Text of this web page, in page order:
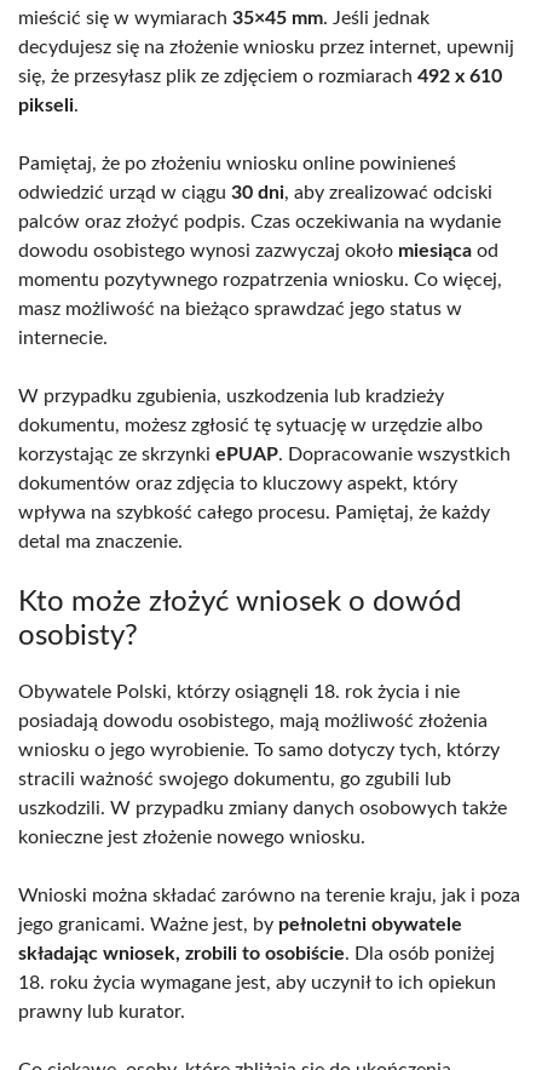
mieścić się w wymiarach 35×45 mm. Jeśli jednak
decydujesz się na złożenie wniosku przez internet, upewnij
się, że przesyłasz plik ze zdjęciem o rozmiarach 492 x 610
pikseli.
Pamiętaj, że po złożeniu wniosku online powinieneś
odwiedzić urząd w ciągu 30 dni, aby zrealizować odciski
palców oraz złożyć podpis. Czas oczekiwania na wydanie
dowodu osobistego wynosi zazwyczaj około miesiąca od
momentu pozytywnego rozpatrzenia wniosku. Co więcej,
masz możliwość na bieżąco sprawdzać jego status w
internecie.
W przypadku zgubienia, uszkodzenia lub kradzieży
dokumentu, możesz zgłosić tę sytuację w urzędzie albo
korzystając ze skrzynki ePUAP. Dopracowanie wszystkich
dokumentów oraz zdjęcia to kluczowy aspekt, który
wpływa na szybkość całego procesu. Pamiętaj, że każdy
detal ma znaczenie.
Kto może złożyć wniosek o dowód
osobisty?
Obywatele Polski, którzy osiągnęli 18. rok życia i nie
posiadają dowodu osobistego, mają możliwość złożenia
wniosku o jego wyrobienie. To samo dotyczy tych, którzy
stracili ważność swojego dokumentu, go zgubili lub
uszkodzili. W przypadku zmiany danych osobowych także
konieczne jest złożenie nowego wniosku.
Wnioski można składać zarówno na terenie kraju, jak i poza
jego granicami. Ważne jest, by pełnoletni obywatele
składając wniosek, zrobili to osobiście. Dla osób poniżej
18. roku życia wymagane jest, aby uczynił to ich opiekun
prawny lub kurator.